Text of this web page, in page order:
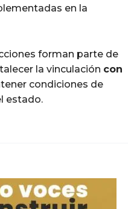
en la
forman parte de
la vinculación con
condiciones de
estado.